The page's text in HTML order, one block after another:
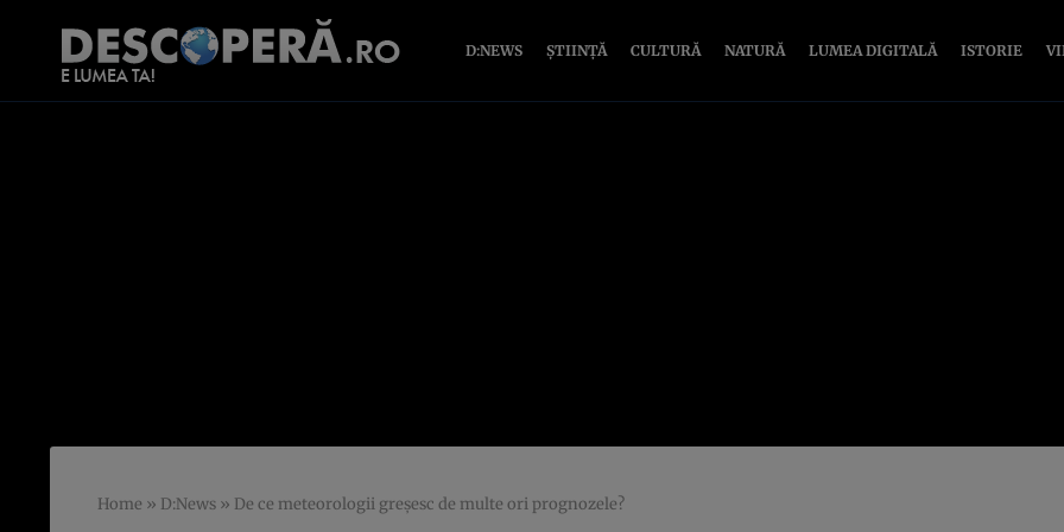
D:NEWS ȘTIINȚĂ CULTURĂ NATURĂ LUMEA DIGITALĂ ISTORIE
Home » D:News » De ce meteorologii greşesc de multe ori prognozele?